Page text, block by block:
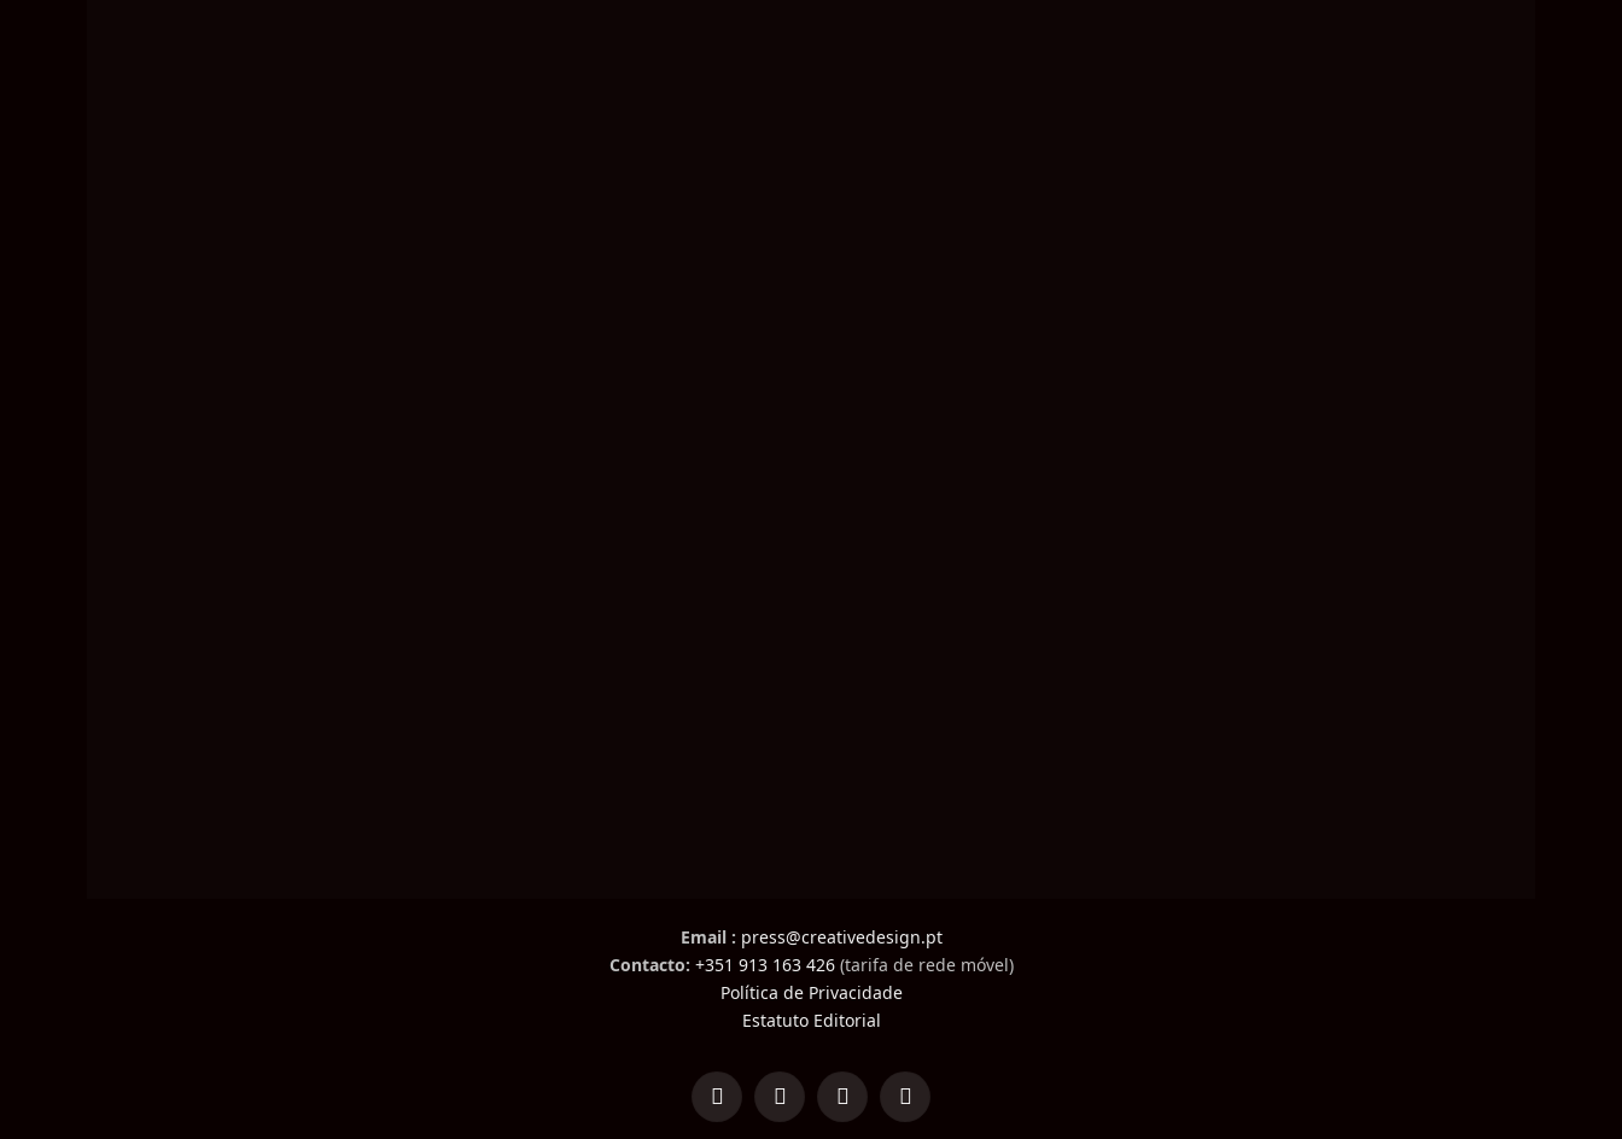
Email : press@creativedesign.pt
Contacto: +351 913 163 426(tarifa de rede móvel)
Política de Privacidade
Estatuto Editorial
LinkedInFacebookInstagramTikTok